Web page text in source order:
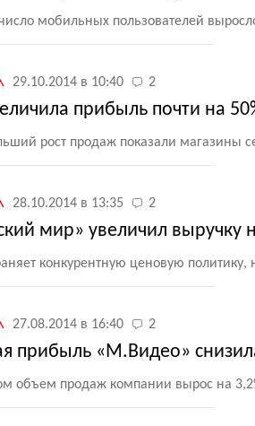
мобильных пользователей
29.10.2014 в 10:40 2
прибыль почти на
рост продаж показали магазины
28.10.2014 в 13:35 2
мир» увеличил выручку
конкурентную ценовую
27.08.2014 в 16:40 2
прибыль «М.Видео»
объем продаж компании вырос на